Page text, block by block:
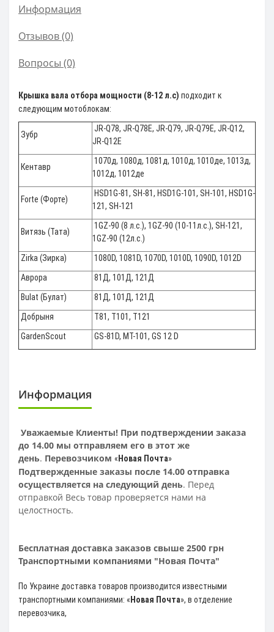
Информация
Отзывов (0)
Вопросы (0)
Крышка вала отбора мощности (8-12 л.с) подходит к
следующим мотоблокам:
Зубр
JR-Q78, JR-Q78E, JR-Q79, JR-Q79E, JR-Q12,
JR-Q12E
Кентавр
1070д, 1080д, 1081д, 1010д, 1010де, 1013д,
1012д, 1012де
Forte (Форте)
HSD1G-81, SH-81, HSD1G-101, SH-101, HSD1G-
121, SH-121
Витязь (Тата)
1GZ-90 (8 л.с.), 1GZ-90 (10-11л.с.), SH-121,
1GZ-90 (12л.с.)
Zirka (Зирка)
1080D, 1081D, 1070D, 1010D, 1090D, 1012D
Аврора
81Д, 101Д, 121Д
Bulat (Булат)
81Д, 101Д, 121Д
Добрыня
T81, T101, T121
GardenScout
GS-81D, MT-101, GS 12 D
Информация
Уважаемые Клиенты! При подтверждении заказа
до 14.00 мы отправляем его в этот же
день. Перевозчиком «Новая Почта»
Подтвержденные заказы после 14.00 отправка
осуществляется на следующий день. Перед
отправкой Весь товар проверяется нами на
целостность.
Бесплатная доставка заказов свыше 2500 грн
Транспортными компаниями "Новая Почта"
По Украине доставка товаров производится известными
транспортными компаниями: «Новая Почта», в отделение
перевозчика,